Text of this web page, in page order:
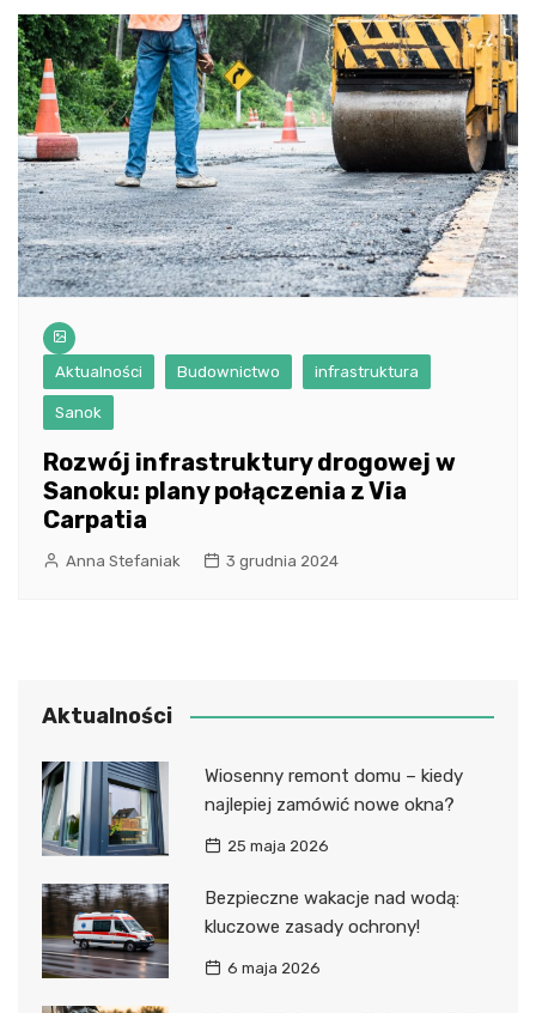
Aktualności Budownictwo infrastruktura
Sanok
Rozwój infrastruktury drogowej w
Sanoku: plany połączenia z Via
Carpatia
Anna Stefaniak 3 grudnia 2024
Aktualności
Wiosenny remont domu – kiedy
najlepiej zamówić nowe okna?
25 maja 2026
Bezpieczne wakacje nad wodą:
kluczowe zasady ochrony!
6 maja 2026